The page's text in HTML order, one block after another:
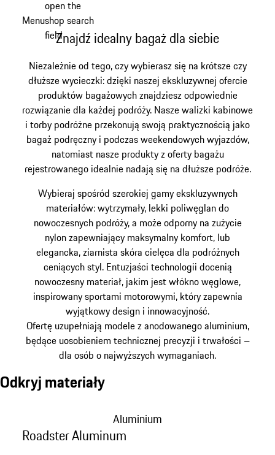
Menu
open the
shop search
fieldZnajdź idealny bagaż dla siebie
Niezależnie od tego, czy wybierasz się na krótsze czy
dłuższe wycieczki: dzięki naszej ekskluzywnej ofercie
produktów bagażowych znajdziesz odpowiednie
rozwiązanie dla każdej podróży. Nasze walizki kabinowe
i torby podróżne przekonują swoją praktycznością jako
bagaż podręczny i podczas weekendowych wyjazdów,
natomiast nasze produkty z oferty bagażu
rejestrowanego idealnie nadają się na dłuższe podróże.
Wybieraj spośród szerokiej gamy ekskluzywnych
materiałów: wytrzymały, lekki poliwęglan do
nowoczesnych podróży, a może odporny na zużycie
nylon zapewniający maksymalny komfort, lub
elegancka, ziarnista skóra cielęca dla podróżnych
ceniących styl. Entuzjaści technologii docenią
nowoczesny materiał, jakim jest włókno węglowe,
inspirowany sportami motorowymi, który zapewnia
wyjątkowy design i innowacyjność.
Ofertę uzupełniają modele z anodowanego aluminium,
będące uosobieniem technicznej precyzji i trwałości –
dla osób o najwyższych wymaganiach.
Odkryj materiały
Aluminium
Roadster Aluminum